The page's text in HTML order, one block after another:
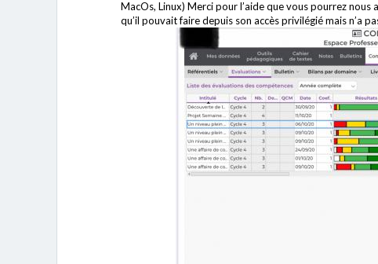
MacOs, Linux) Merci pour l’aide que vous pourrez nous
qu’il pouvait faire depuis son accès privilégié mais n’a